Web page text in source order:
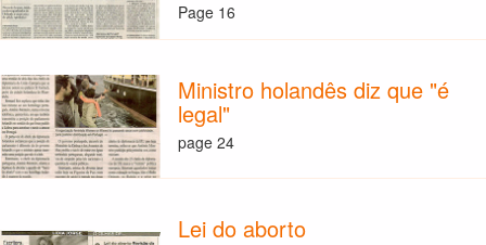
Page 16
Ministro holandês diz que "é
legal"
page 24
Lei do aborto